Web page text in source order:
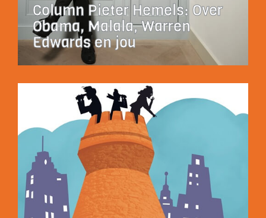
Column Pieter Hemels: Over
Obama, Malala, Warren
Edwards en jou